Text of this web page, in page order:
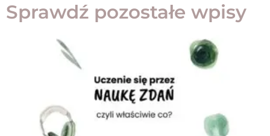
Sprawdź pozostałe wpisy